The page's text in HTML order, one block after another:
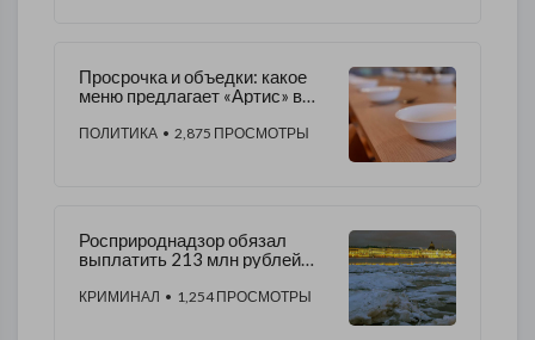
Просрочка и объедки: какое
меню предлагает «Артис» в
ПОЛИТИКА • 2,875 ПРОСМОТРЫ
Росприроднадзор обязал
выплатить 213 млн рублей
за загрязнение реки Невы
КРИМИНАЛ • 1,254 ПРОСМОТРЫ